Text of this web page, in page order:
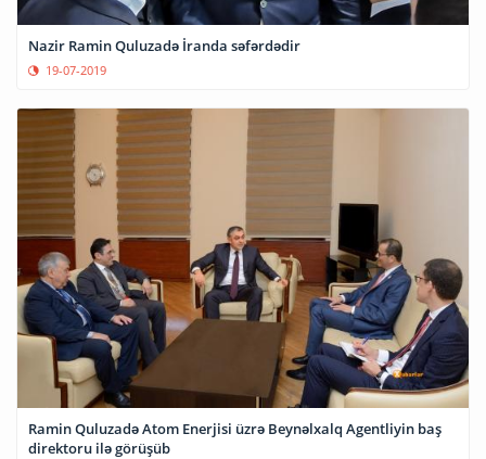
Nazir Ramin Quluzadə İranda səfərdədir
19-07-2019
Ramin Quluzadə Atom Enerjisi üzrə Beynəlxalq Agentliyin baş
direktoru ilə görüşüb